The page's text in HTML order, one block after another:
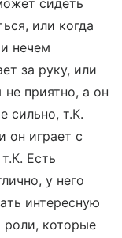
сидеть
или когда
нечем
за руку, или
приятно, а он
сильно, т.К.
он играет с
Есть
у него
интересную
роли, которые